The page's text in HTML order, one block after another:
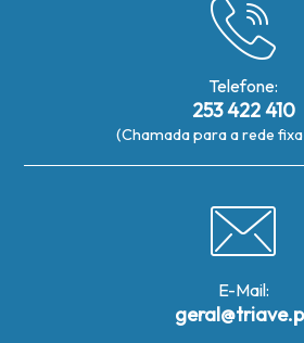
Telefone:
253 422 410
(Chamada para a rede
E-Mail: